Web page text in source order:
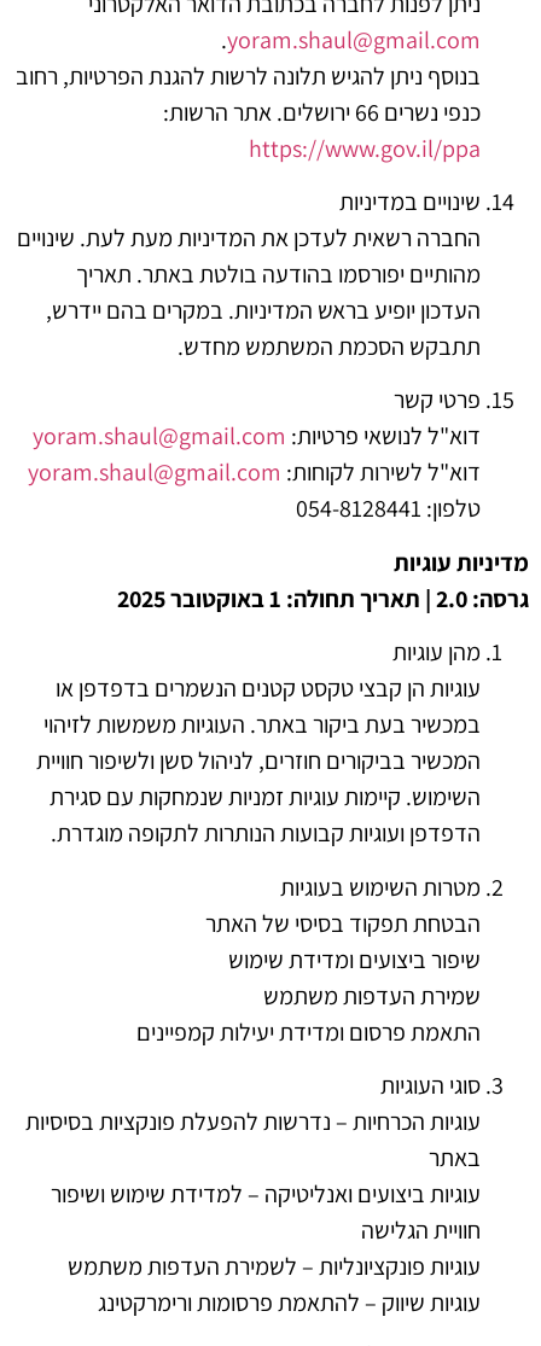
yoram.shaul@gmail.com
.
בנוסף ניתן להגיש תלונה לרשות להגנת הפרטיות, רחוב
כנפי נשרים 66 ירושלים. אתר הרשות:
https://www.gov.il/ppa
שינויים במדיניות
החברה רשאית לעדכן את המדיניות מעת לעת. שינויים
מהותיים יפורסמו בהודעה בולטת באתר. תאריך
העדכון יופיע בראש המדיניות. במקרים בהם יידרש,
תתבקש הסכמת המשתמש מחדש.
פרטי קשר
דוא"ל לנושאי פרטיות: yoram.shaul@gmail.com
דוא"ל לשירות לקוחות: yoram.shaul@gmail.com
טלפון: 054-8128441
מדיניות עוגיות
גרסה: 2.0 | תאריך תחולה: 1 באוקטובר 2025
מהן עוגיות
עוגיות הן קבצי טקסט קטנים הנשמרים בדפדפן או
במכשיר בעת ביקור באתר. העוגיות משמשות לזיהוי
המכשיר בביקורים חוזרים, לניהול סשן ולשיפור חוויית
השימוש. קיימות עוגיות זמניות שנמחקות עם סגירת
הדפדפן ועוגיות קבועות הנותרות לתקופה מוגדרת.
מטרות השימוש בעוגיות
הבטחת תפקוד בסיסי של האתר
שיפור ביצועים ומדידת שימוש
שמירת העדפות משתמש
התאמת פרסום ומדידת יעילות קמפיינים
סוגי העוגיות
עוגיות הכרחיות – נדרשות להפעלת פונקציות בסיסיות
באתר
עוגיות ביצועים ואנליטיקה – למדידת שימוש ושיפור
חוויית הגלישה
עוגיות פונקציונליות – לשמירת העדפות משתמש
עוגיות שיווק – להתאמת פרסומות ורימרקטינג